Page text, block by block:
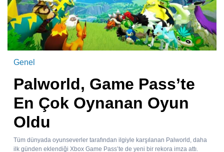
Genel
Palworld, Game Pass’te
En Çok Oynanan Oyun
Oldu
Tüm dünyada oyunseverler tarafından ilgiyle karşılanan Palworld, daha
ilk günden eklendiği Xbox Game Pass’te de yeni bir rekora imza attı.